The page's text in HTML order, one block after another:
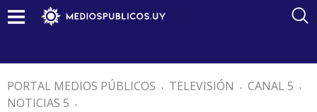
PORTAL MEDIOS PÚBLICOS . TELEVISIÓN . CANAL 5 .
NOTICIAS 5 .